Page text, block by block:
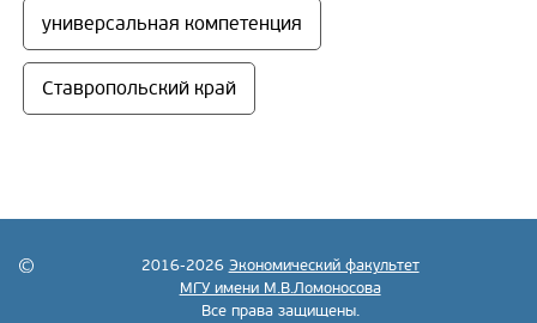
универсальная компетенция
Ставропольский край
2016-2026 Экономический факультет
МГУ имени М.В.Ломоносова
Все права защищены.